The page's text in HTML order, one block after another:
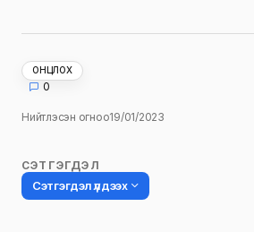
ОНЦЛОХ
0
Нийтлэсэн огноо19/01/2023
СЭТГЭГДЭЛ
Сэтгэгдэл үлдээх